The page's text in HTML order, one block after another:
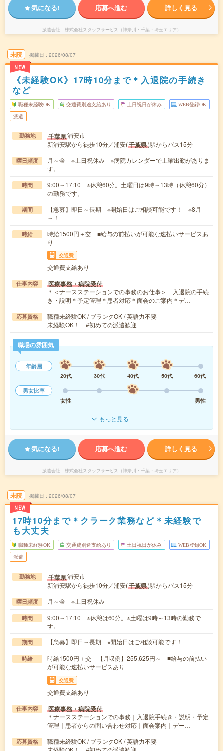
気になる! 応募へ進む 詳しく見る
派遣会社 株式会社スタッフサービス（神奈川・千葉・埼玉エリア）
未読
NEW
掲載日 2026/08/07
《未経験OK》17時10分まで＊入退院の手続き
など
職種未経験OK 交通費別途支給あり 土日祝日が休み WEB登録OK
派遣
勤務地 千葉県浦安市
新浦安駅から徒歩10分／浦安(千葉県)駅からバス15分
曜日頻度
月～金 ※土日祝休み ※病院カレンダーで土曜出勤がありま
す。
時間
9:00～17:10 ※休憩60分。土曜日は9時～13時（休憩60分）
の勤務です。
期間
【急募】即日～長期 ※開始日はご相談可能です！ ※8月
～！
時給
時給1500円＋交 ■給与の前払いが可能な速払いサービスあ
り
交通費
交通費支給あり
仕事内容 医療事務・病院受付
＊＜ナースステーションでの事務のお仕事＞ 入退院の手続
き・説明＊予定管理＊患者対応＊面会のご案内＊デ…
応募資格
職種未経験OK / ブランクOK / 英語力不要
未経験OK！ #初めての派遣歓迎
職場の雰囲気
年齢層
20代
30代 40代 50代
60代
男女比率
女性
男性
もっと見る
気になる! 応募へ進む 詳しく見る
派遣会社 株式会社スタッフサービス（神奈川・千葉・埼玉エリア）
未読
NEW
掲載日 2026/08/07
17時10分まで＊クラーク業務など＊未経験で
も大丈夫
職種未経験OK 交通費別途支給あり 土日祝日が休み WEB登録OK
派遣
勤務地 千葉県浦安市
新浦安駅から徒歩10分／浦安(千葉県)駅からバス15分
曜日頻度 月～金 ※土日祝休み
時間
9:00～17:10 ※休憩は60分。※土曜は9時～13時の勤務で
す。
期間 【急募】即日～長期 ※開始日はご相談可能です！
時給
時給1500円＋交 【月収例】255,625円～ ■給与の前払い
が可能な速払いサービスあり
交通費
交通費支給あり
仕事内容 医療事務・病院受付
＊ナースステーションでの事務｜入退院手続き・説明・予定
管理｜患者からの問い合わせ対応｜面会案内｜デー…
応募資格
職種未経験OK / ブランクOK / 英語力不要